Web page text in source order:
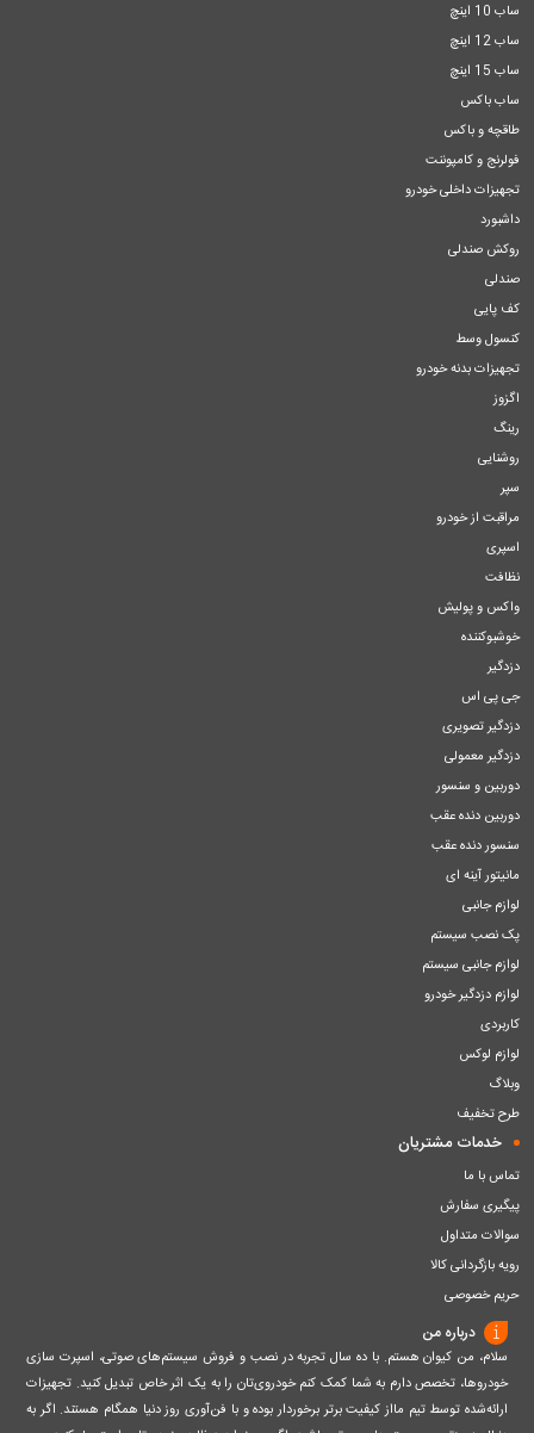
ساب 10 اینچ
ساب 12 اینچ
ساب 15 اینچ
ساب باکس
طاقچه و باکس
فولرنج و کامپوننت
تجهیزات داخلی خودرو
داشبورد
روکش صندلی
صندلی
کف پایی
کنسول وسط
تجهیزات بدنه خودرو
اگزوز
رینگ
روشنایی
سپر
مراقبت از خودرو
اسپری
نظافت
واکس و پولیش
خوشبوکننده
دزدگیر
جی پی اس
دزدگیر تصویری
دزدگیر معمولی
دوربین و سنسور
دوربین دنده عقب
سنسور دنده عقب
مانیتور آینه ای
لوازم جانبی
پک نصب سیستم
لوازم جانبی سیستم
لوازم دزدگیر خودرو
کاربردی
لوازم لوکس
وبلاگ
طرح تخفیف
خدمات مشتریان
تماس با ما
پیگیری سفارش
سوالات متداول
رویه بازگردانی کالا
حریم خصوصی
درباره من
سلام، من کیوان هستم. با ده سال تجربه در نصب و فروش سیستم‌های صوتی، اسپرت سازی
خودروها، تخصص دارم به شما کمک کنم خودروی‌تان را به یک اثر خاص تبدیل کنید. تجهیزات
ارائه‌شده توسط تیم مااز کیفیت برتر برخوردار بوده و با فن‌آوری روز دنیا همگام هستند. اگر به